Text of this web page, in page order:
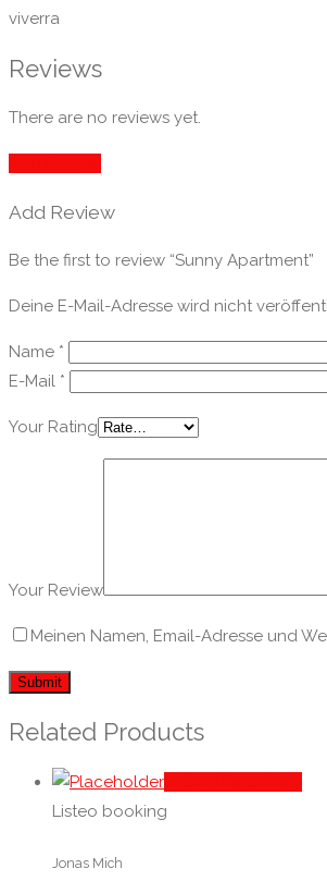
viverra
Reviews
There are no reviews yet.
Add Review
Be the first to review “Sunny Apartment”
Deine E-Mail-Adresse wird nicht
Name *
E-Mail *
Your Rating
Your Review
Meinen Namen, Email-Adresse und
Related Products
Listeo booking
Jonas Mich